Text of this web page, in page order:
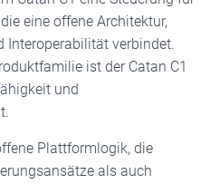
A
N
eine offene Architektur,
Interoperabilität verbindet.
ist der Catan C1
und
Plattformlogik, die
als auch